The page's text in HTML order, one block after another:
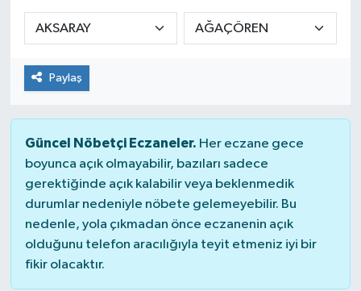
Paylaş
Güncel Nöbetçi Eczaneler. Her eczane gece
boyunca açık olmayabilir, bazıları sadece
gerektiğinde açık kalabilir veya beklenmedik
durumlar nedeniyle nöbete gelemeyebilir. Bu
nedenle, yola çıkmadan önce eczanenin açık
olduğunu telefon aracılığıyla teyit etmeniz iyi bir
fikir olacaktır.
KADIN
KULTUR-SANAT
MEDYA
OTOMOBİL
ÖZEL HABER